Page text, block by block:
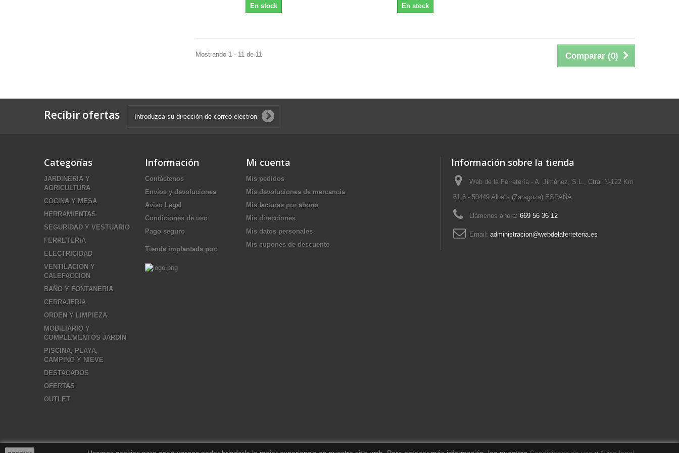
En stock En stock
Comparar (0)
Mostrando 1 - 11 de 11
Recibir ofertas
Categorías
JARDINERIA Y
AGRICULTURA
COCINA Y MESA
HERRAMIENTAS
SEGURIDAD Y VESTUARIO
FERRETERIA
ELECTRICIDAD
VENTILACION Y
CALEFACCION
BAÑO Y FONTANERIA
CERRAJERIA
ORDEN Y LIMPIEZA
MOBILIARIO Y
COMPLEMENTOS JARDIN
PISCINA, PLAYA,
CAMPING Y NIEVE
DESTACADOS
OFERTAS
OUTLET
Información
Contáctenos
Envíos y devoluciones
Aviso Legal
Condiciones de uso
Pago seguro
Tienda implantada por:
Mi cuenta
Mis pedidos
Mis devoluciones de mercancia
Mis facturas por abono
Mis direcciones
Mis datos personales
Mis cupones de descuento
Información sobre la tienda
Web de la Ferretería - A. Jiménez, S.L., Ctra. N-122 Km
61,5 - 50449 Albeta (Zaragoza) ESPAÑA
Llámenos ahora: 669 56 36 12
Email: administracion@webdelaferreteria.es